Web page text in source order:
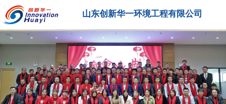
山东创新华一环境工程有限公司